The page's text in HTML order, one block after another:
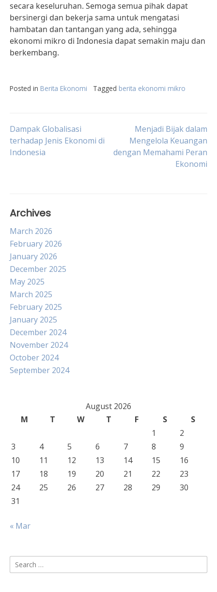
secara keseluruhan. Semoga semua pihak dapat
bersinergi dan bekerja sama untuk mengatasi
hambatan dan tantangan yang ada, sehingga
ekonomi mikro di Indonesia dapat semakin maju dan
berkembang.
Posted in Berita Ekonomi Tagged berita ekonomi mikro
Post
navigation
Dampak Globalisasi
terhadap Jenis Ekonomi di
Indonesia
Menjadi Bijak dalam
Mengelola Keuangan
dengan Memahami Peran
Ekonomi
Archives
March 2026
February 2026
January 2026
December 2025
May 2025
March 2025
February 2025
January 2025
December 2024
November 2024
October 2024
September 2024
August 2026
M
T W T F S
S
1
2
3
4 5 6 7 8
9
10
11 12 13 14 15
16
17
18 19 20 21 22
23
24
25 26 27 28 29
30
31
« Mar
Search
for: